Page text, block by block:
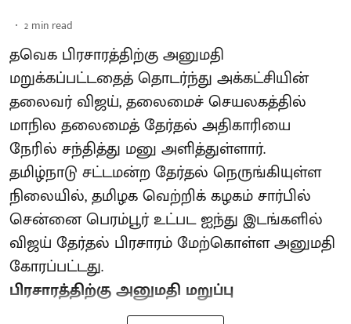
2 min read
தவெக பிரசாரத்திற்கு அனுமதி
மறுக்கப்பட்டதைத் தொடர்ந்து அக்கட்சியின்
தலைவர் விஜய், தலைமைச் செயலகத்தில்
மாநில தலைமைத் தேர்தல் அதிகாரியை
நேரில் சந்தித்து மனு அளித்துள்ளார்.
தமிழ்நாடு சட்டமன்ற தேர்தல் நெருங்கியுள்ள
நிலையில், தமிழக வெற்றிக் கழகம் சார்பில்
சென்னை பெரம்பூர் உட்பட ஐந்து இடங்களில்
விஜய் தேர்தல் பிரசாரம் மேற்கொள்ள அனுமதி
கோரப்பட்டது.
பிரசாரத்திற்கு அனுமதி மறுப்பு